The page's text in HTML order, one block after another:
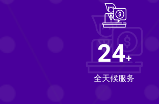
24+
全天候服务